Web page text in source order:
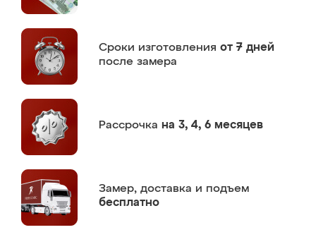
Сроки изготовления от 7 дней
после замера
Рассрочка на 3, 4, 6 месяцев
Замер, доставка и подъем
бесплатно